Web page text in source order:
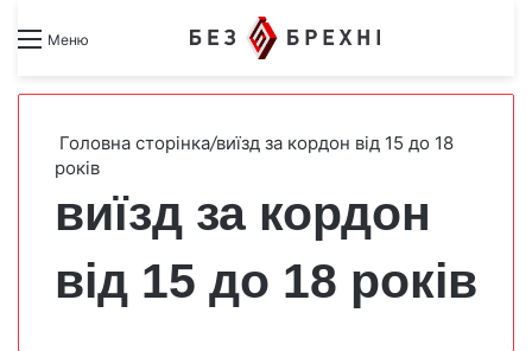
Меню Search forSwitch skin
Головна сторінка/виїзд за кордон від 15 до 18
років
виїзд за кордон
від 15 до 18 років